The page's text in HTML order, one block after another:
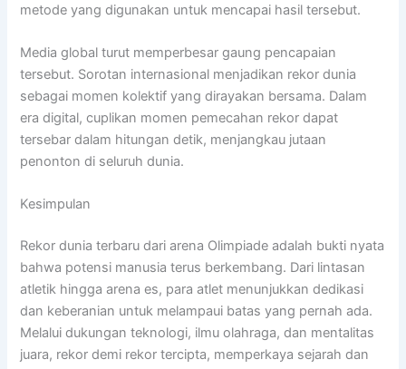
metode yang digunakan untuk mencapai hasil tersebut.
Media global turut memperbesar gaung pencapaian
tersebut. Sorotan internasional menjadikan rekor dunia
sebagai momen kolektif yang dirayakan bersama. Dalam
era digital, cuplikan momen pemecahan rekor dapat
tersebar dalam hitungan detik, menjangkau jutaan
penonton di seluruh dunia.
Kesimpulan
Rekor dunia terbaru dari arena Olimpiade adalah bukti nyata
bahwa potensi manusia terus berkembang. Dari lintasan
atletik hingga arena es, para atlet menunjukkan dedikasi
dan keberanian untuk melampaui batas yang pernah ada.
Melalui dukungan teknologi, ilmu olahraga, dan mentalitas
juara, rekor demi rekor tercipta, memperkaya sejarah dan